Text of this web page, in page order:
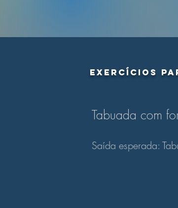
exercícios
Tabuada com
Saída esperada: